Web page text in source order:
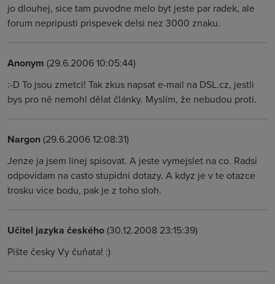
jo dlouhej, sice tam puvodne melo byt jeste par radek, ale
forum nepripusti prispevek delsi nez 3000 znaku.
Anonym (29.6.2006 10:05:44)
:-D To jsou zmetci! Tak zkus napsat e-mail na DSL.cz, jestli
bys pro ně nemohl dělat články. Myslím, že nebudou proti.
Nargon(29.6.2006 12:08:31)
Jenze ja jsem linej spisovat. A jeste vymejslet na co. Radsi
odpovidam na casto stupidni dotazy. A kdyz je v te otazce
trosku vice bodu, pak je z toho sloh.
Učitel jazyka českého(30.12.2008 23:15:39)
Pište česky Vy čuňata! :)